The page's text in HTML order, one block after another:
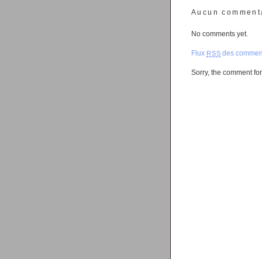
Aucun
No comments yet.
Flux RSS des
Sorry, the comment